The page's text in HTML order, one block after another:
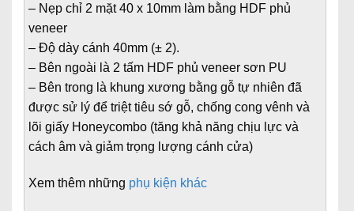
– Nẹp chỉ 2 mặt 40 x 10mm làm bằng HDF phủ
veneer
– Độ dày cánh 40mm (± 2).
– Bên ngoài là 2 tấm HDF phủ veneer sơn PU
– Bên trong là khung xương bằng gỗ tự nhiên đã
được sử lý để triệt tiêu sớ gỗ, chống cong vênh và
lõi giấy Honeycombo (tăng khả năng chịu lực và
cách âm và giảm trọng lượng cánh cửa)
Xem thêm những phụ kiện khác